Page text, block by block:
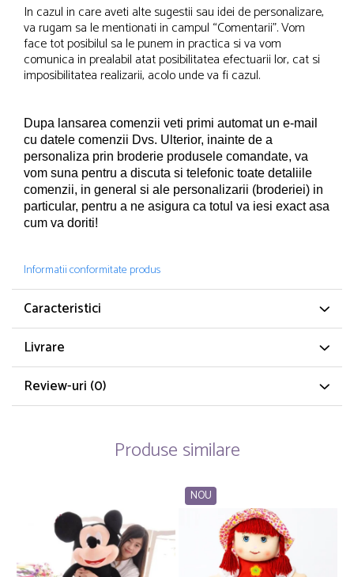
In cazul in care aveti alte sugestii sau idei de personalizare,
va rugam sa le mentionati in campul “Comentarii”. Vom
face tot posibilul sa le punem in practica si va vom
comunica in prealabil atat posibilitatea efectuarii lor, cat si
imposibilitatea realizarii, acolo unde va fi cazul.
Dupa lansarea comenzii veti primi automat un e-mail
cu datele comenzii Dvs. Ulterior, inainte de a
personaliza prin broderie produsele comandate, va
vom suna pentru a discuta si telefonic toate detaliile
comenzii, in general si ale personalizarii (broderiei) in
particular, pentru a ne asigura ca totul va iesi exact asa
cum va doriti!
Informatii conformitate produs
Caracteristici
Livrare
Review-uri (0)
Produse similare
NOU